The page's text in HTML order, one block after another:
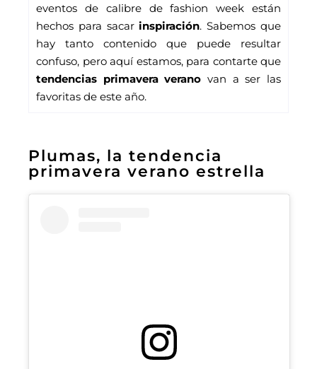
eventos de calibre de fashion week están
hechos para sacar inspiración. Sabemos que
hay tanto contenido que puede resultar
tendencias primavera verano van a ser las
favoritas de este año.
Plumas, la tendencia
primavera verano estrella